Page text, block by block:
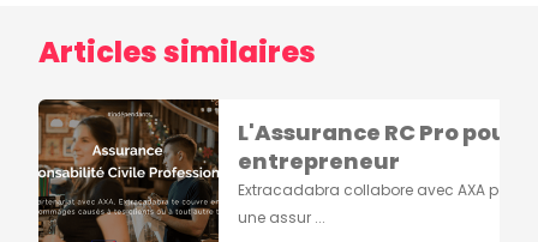
Articles similaires
L'Assurance RC Pro pour
entrepreneur
Extracadabra collabore avec AXA pour
une assur ...